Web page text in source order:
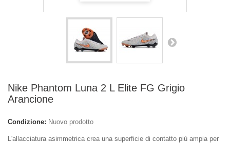
Nike Phantom Luna 2 L Elite FG Grigio
Arancione
Condizione: Nuovo prodotto
L'allacciatura asimmetrica crea una superficie di contatto più ampia per